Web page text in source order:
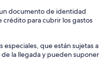
documento de identidad
crédito para cubrir los gastos
especiales, que están sujetas a
la llegada y pueden suponer